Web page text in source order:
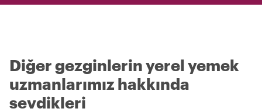
Diğer gezginlerin yerel yemek
uzmanlarımız hakkında
sevdikleri